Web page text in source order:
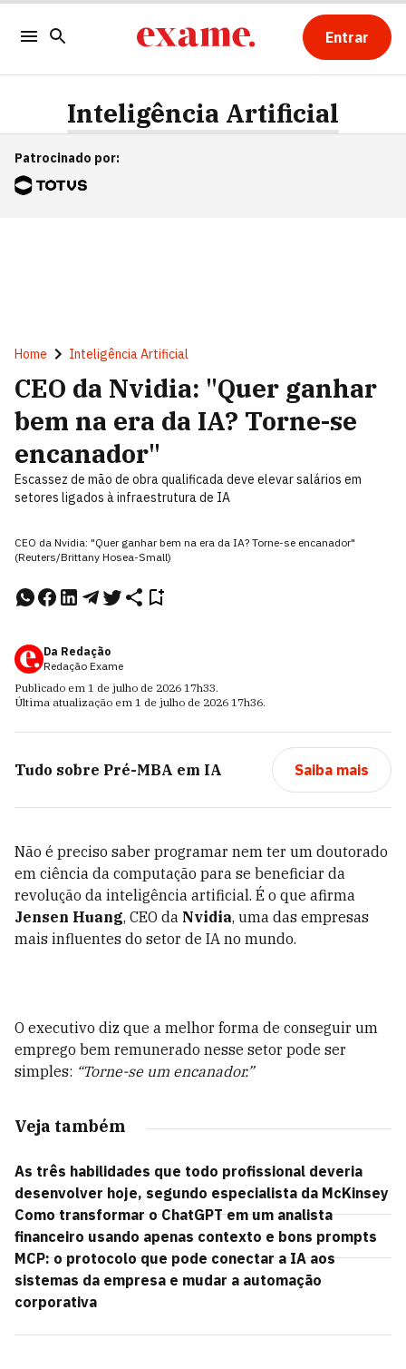
Entrar
Inteligência Artificial
Patrocinado por:
Home Inteligência Artificial
CEO da Nvidia: "Quer ganhar
bem na era da IA? Torne-se
encanador"
Escassez de mão de obra qualificada deve elevar salários em
setores ligados à infraestrutura de IA
CEO da Nvidia: "Quer ganhar bem na era da IA? Torne-se encanador"
(Reuters/Brittany Hosea-Small)
Da Redação
Redação Exame
Publicado em 1 de julho de 2026 17h33.
Última atualização em 1 de julho de 2026 17h36.
Tudo sobre Pré-MBA em IA Saiba mais
Não é preciso saber programar nem ter um doutorado
em ciência da computação para se beneficiar da
revolução da inteligência artificial. É o que afirma
Jensen Huang, CEO da Nvidia, uma das empresas
mais influentes do setor de IA no mundo.
O executivo diz que a melhor forma de conseguir um
emprego bem remunerado nesse setor pode ser
simples: “Torne-se um encanador.”
Veja também
As três habilidades que todo profissional deveria
desenvolver hoje, segundo especialista da McKinsey
Como transformar o ChatGPT em um analista
financeiro usando apenas contexto e bons prompts
MCP: o protocolo que pode conectar a IA aos
sistemas da empresa e mudar a automação
corporativa